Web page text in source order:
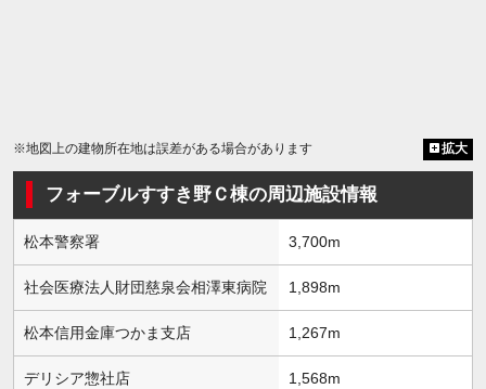
※地図上の建物所在地は誤差がある場合があります 拡大
フォーブルすすき野Ｃ棟の周辺施設情報
松本警察署 3,700m
社会医療法人財団慈泉会相澤東病院 1,898m
松本信用金庫つかま支店 1,267m
デリシア惣社店 1,568m